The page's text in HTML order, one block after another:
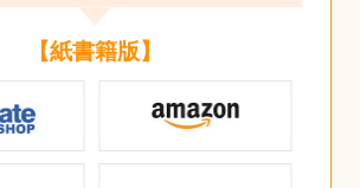
【紙書籍版】